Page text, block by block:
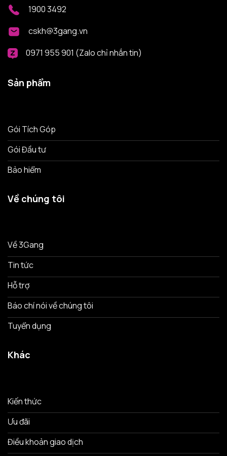
1900 3492
cskh@3gang.vn
0971 955 901 (Zalo chỉ nhắn tin)
Sản phẩm
Gói Tích Góp
Gói Đầu tư
Bảo hiểm
Về chúng tôi
Về 3Gang
Tin tức
Hỗ trợ
Báo chí nói về chúng tôi
Tuyển dụng
Khác
Kiến thức
Ưu đãi
Điều khoản giao dịch